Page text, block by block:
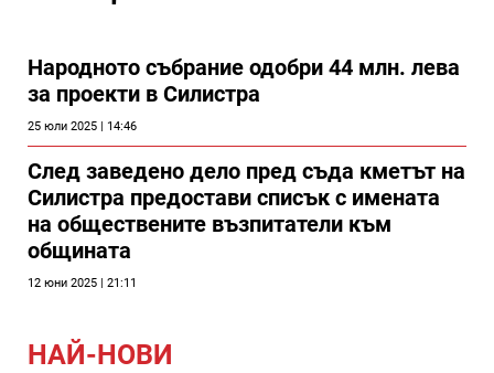
Народното събрание одобри 44 млн. лева
за проекти в Силистра
25 юли 2025 | 14:46
След заведено дело пред съда кметът на
Силистра предостави списък с имената
на обществените възпитатели към
общината
12 юни 2025 | 21:11
НАЙ-НОВИ